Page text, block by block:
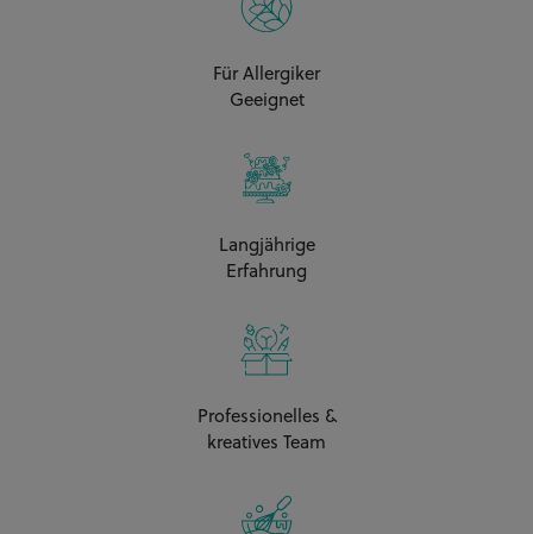
Für Allergiker
Geeignet
Langjährige
Erfahrung
Professionelles &
kreatives Team